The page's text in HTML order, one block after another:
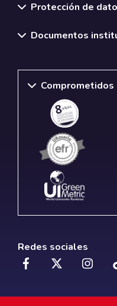
Protección de
Documentos
Comprometidos
Redes sociales